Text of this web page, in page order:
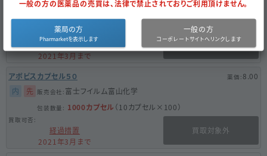
内 先
1000カプセル（1000カプセル×1）
富士フイルム富山化学
経過措置
2021年3月まで
買取対象外
内 先
アボビスカプセル５０ 8.00
1000カプセル （10カプセル×100）
富士フイルム富山化学
経過措置
2021年3月まで
買取対象外
一般の方の医薬品の売買は、法律で禁止されておりご利用頂けません。
薬局の方 一般の方